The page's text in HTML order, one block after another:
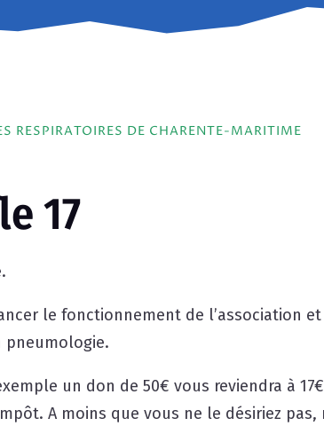
RESPIRATOIRES DE CHARENTE-MARITIME
17
le fonctionnement de l’association
pneumologie.
un don de 50€ vous reviendra à
A moins que vous ne le désiriez